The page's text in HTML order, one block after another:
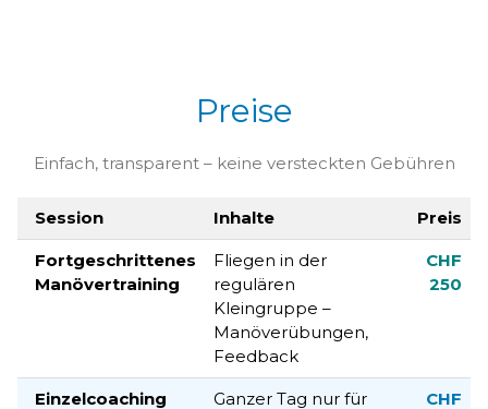
Preise
Einfach, transparent – keine versteckten Gebühren
Session Inhalte Preis
Fortgeschrittenes
Manövertraining
Fliegen in der
regulären
Kleingruppe –
Manöverübungen,
Feedback
CHF
250
Einzelcoaching
Ganzer Tag nur für
CHF